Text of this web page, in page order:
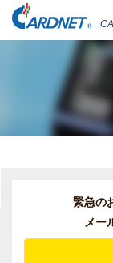
緊急の
メー